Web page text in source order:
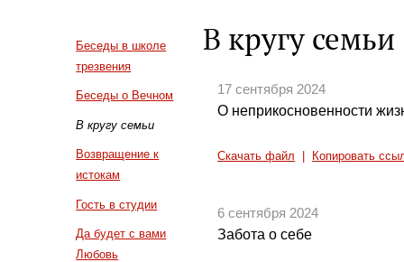
Беседы в школе
трезвения
Беседы о Вечном
В кругу семьи
Возвращение к
истокам
Гость в студии
Да будет с вами
Любовь
В кругу семьи
17 сентября 2024
О неприкосновенности
Скачать файл Копировать
6 сентября 2024
Забота о себе